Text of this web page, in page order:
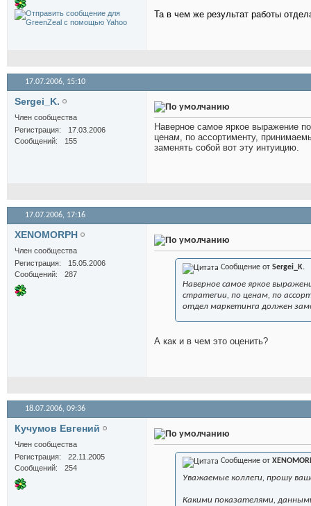
Та в чем же результат работы
17.07.2006, 15:10
Sergei_K.
Член сообщества
Регистрация
17.03.2006
Сообщений
155
Наверное самое яркое выражение
ценам, по ассортименту,
заменять собой вот эту интуицию.
17.07.2006, 17:16
XENOMORPH
Член сообщества
Регистрация
15.05.2006
Сообщений
287
Сообщение от Sergei_K.
Наверное самое яркое
стратегии, по ценам, по
отдел маркетинга должен
А как и в чем это оценить?
18.07.2006, 09:36
Кучумов Евгений
Член сообщества
Регистрация
22.11.2005
Сообщений
254
Сообщение от
Уважаемые коллеги, прошу
Какими показателями,